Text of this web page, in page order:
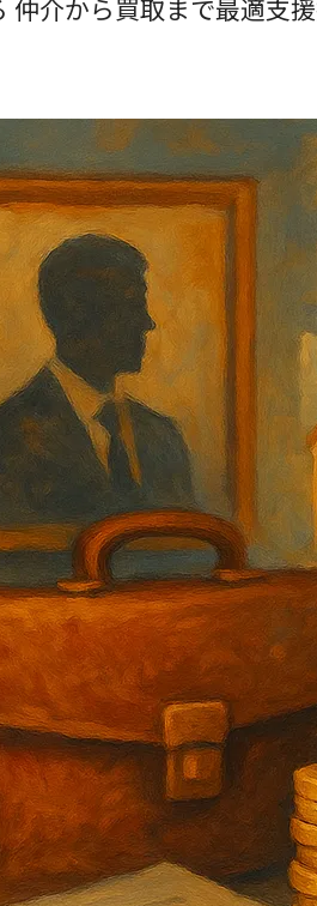
仲介から買取まで最適支